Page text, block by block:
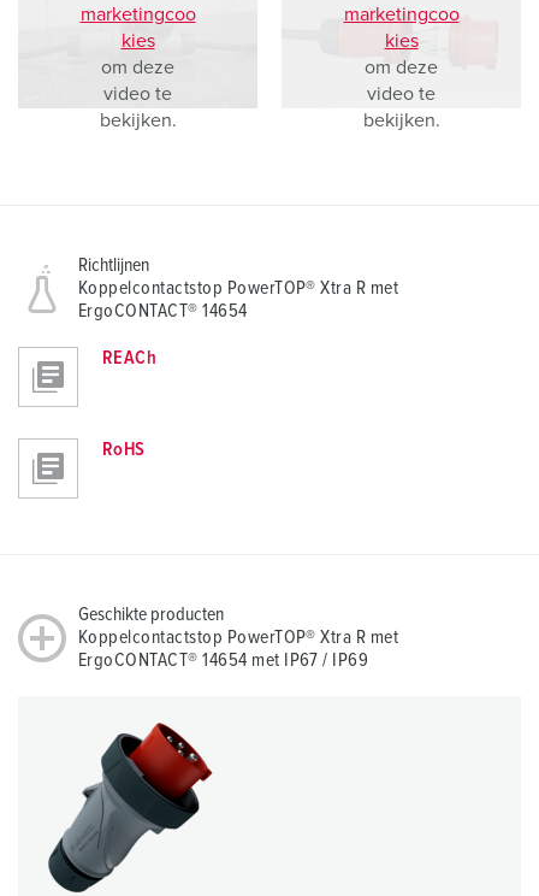
marketingcoo
kies
om deze
video te
bekijken.
marketingcoo
kies
om deze
video te
bekijken.
Richtlijnen
Koppelcontactstop PowerTOP® Xtra R met
ErgoCONTACT® 14654
REACh
RoHS
Geschikte producten
Koppelcontactstop PowerTOP® Xtra R met
ErgoCONTACT® 14654 met IP67 / IP69